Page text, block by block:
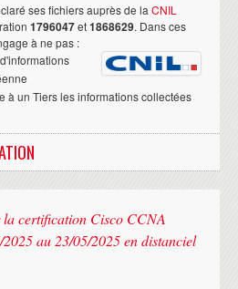
ses fichiers auprès de la CNIL
1796047et1868629. Dans ces
à ne pas :
à un Tiers les informations collectées
la certification Cisco CCNA
2025 au 23/05/2025 en distanciel